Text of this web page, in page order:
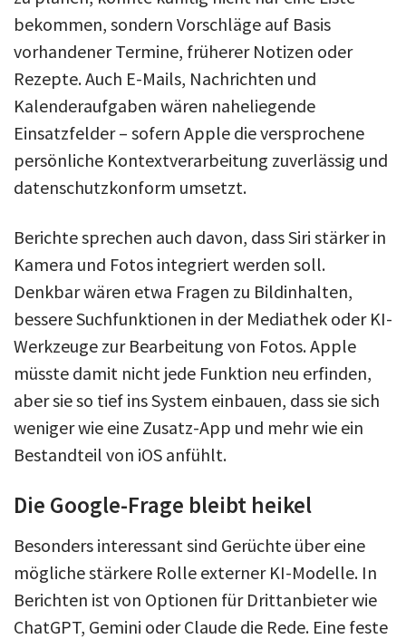
bekommen, sondern Vorschläge auf Basis
vorhandener Termine, früherer Notizen oder
Rezepte. Auch E-Mails, Nachrichten und
Kalenderaufgaben wären naheliegende
Einsatzfelder – sofern Apple die versprochene
persönliche Kontextverarbeitung zuverlässig und
datenschutzkonform umsetzt.
Berichte sprechen auch davon, dass Siri stärker in
Kamera und Fotos integriert werden soll.
Denkbar wären etwa Fragen zu Bildinhalten,
bessere Suchfunktionen in der Mediathek oder KI-
Werkzeuge zur Bearbeitung von Fotos. Apple
müsste damit nicht jede Funktion neu erfinden,
aber sie so tief ins System einbauen, dass sie sich
weniger wie eine Zusatz-App und mehr wie ein
Bestandteil von iOS anfühlt.
Die Google-Frage bleibt heikel
Besonders interessant sind Gerüchte über eine
mögliche stärkere Rolle externer KI-Modelle. In
Berichten ist von Optionen für Drittanbieter wie
ChatGPT, Gemini oder Claude die Rede. Eine feste